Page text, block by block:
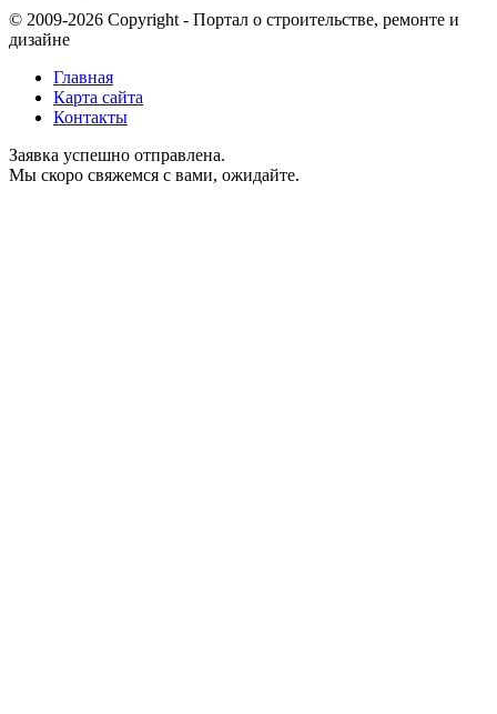
© 2009-2026 Copyright - Портал о строительстве, ремонте и
дизайне
Главная
Карта сайта
Контакты
Заявка успешно отправлена.
Мы скоро свяжемся с вами, ожидайте.